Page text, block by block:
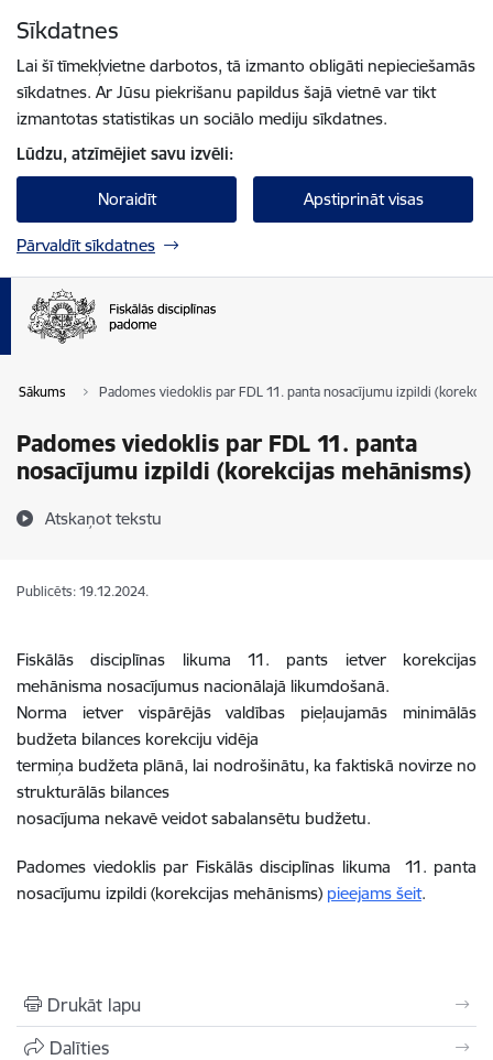
Sīkdatnes
Lai šī tīmekļvietne darbotos, tā izmanto obligāti nepieciešamās
sīkdatnes. Ar Jūsu piekrišanu papildus šajā vietnē var tikt
izmantotas statistikas un sociālo mediju sīkdatnes.
Lūdzu, atzīmējiet savu izvēli:
Noraidīt Apstiprināt visas
Pārvaldīt sīkdatnes
Sākums Padomes viedoklis par FDL 11. panta nosacījumu izpildi
Padomes viedoklis par FDL 11. panta
nosacījumu izpildi (korekcijas mehānisms)
Atskaņot tekstu
Publicēts: 19.12.2024.
Fiskālās disciplīnas likuma 11. pants ietver korekcijas
mehānisma nosacījumus nacionālajā likumdošanā.
Norma ietver vispārējās valdības pieļaujamās minimālās
budžeta bilances korekciju vidēja
termiņa budžeta plānā, lai nodrošinātu, ka faktiskā novirze no
strukturālās bilances
nosacījuma nekavē veidot sabalansētu budžetu.
Padomes viedoklis par Fiskālās disciplīnas likuma 11. panta
nosacījumu izpildi (korekcijas mehānisms) pieejams šeit.
Drukāt lapu
Dalīties